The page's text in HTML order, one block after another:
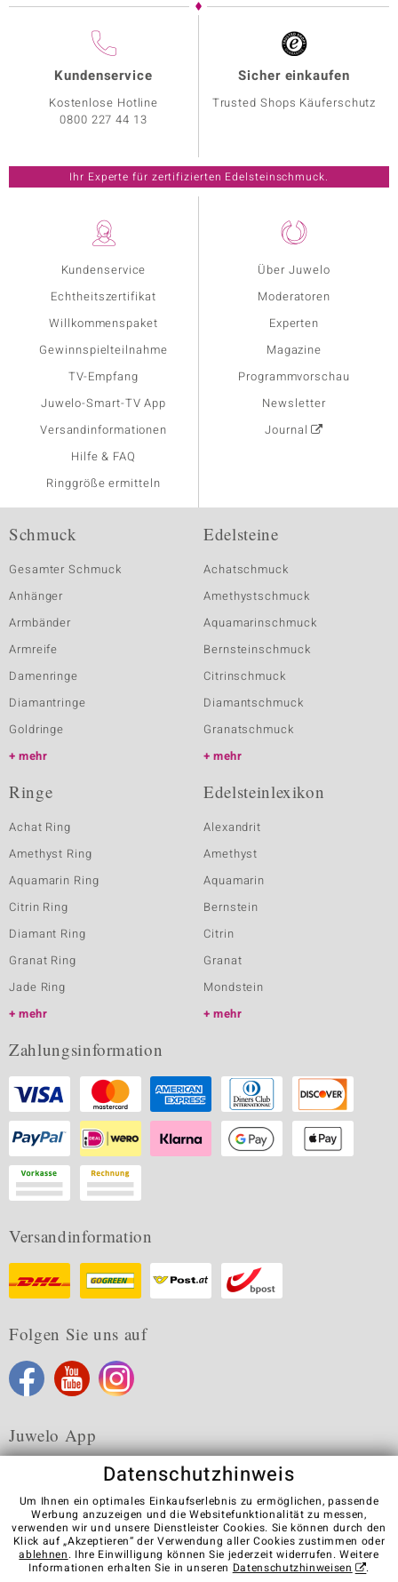
Kundenservice
Echtheitszertifikat
Willkommenspaket
Gewinnspielteilnahme
TV-Empfang
Juwelo-Smart-TV App
Versandinformationen
Hilfe & FAQ
Ringgröße ermitteln
Über Juwelo
Moderatoren
Experten
Magazine
Programmvorschau
Newsletter
Journal
Kundenservice
Kostenlose Hotline
0800 227 44 13
Sicher einkaufen
Trusted Shops Käuferschutz
Ihr Experte für zertifizierten Edelsteinschmuck.
Schmuck
Gesamter Schmuck
Anhänger
Armbänder
Armreife
Damenringe
Diamantringe
Goldringe
mehr
Edelsteine
Achatschmuck
Amethystschmuck
Aquamarinschmuck
Bernsteinschmuck
Citrinschmuck
Diamantschmuck
Granatschmuck
mehr
Ringe
Achat Ring
Amethyst Ring
Aquamarin Ring
Citrin Ring
Diamant Ring
Granat Ring
Jade Ring
mehr
Edelsteinlexikon
Alexandrit
Amethyst
Aquamarin
Bernstein
Citrin
Granat
Mondstein
mehr
Zahlungsinformation
Versandinformation
Folgen Sie uns auf
Juwelo App
Karriere AGB Datenschutz Cookies
Impressum
Kontakt
Vertrag widerrufen
Datenschutzhinweis
Um Ihnen ein optimales Einkaufserlebnis zu ermöglichen, passende
Werbung anzuzeigen und die Websitefunktionalität zu messen,
verwenden wir und unsere Dienstleister Cookies. Sie können durch den
Klick auf „Akzeptieren“ der Verwendung aller Cookies zustimmen oder
ablehnen. Ihre Einwilligung können Sie jederzeit widerrufen. Weitere
Informationen erhalten Sie in unseren Datenschutzhinweisen .